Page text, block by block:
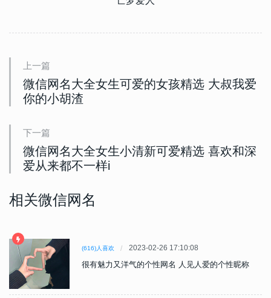
上一篇
微信网名大全女生可爱的女孩精选 大叔我爱
你的小胡渣
下一篇
微信网名大全女生小清新可爱精选 喜欢和深
爱从来都不一样i
相关微信网名
(616)人喜欢 2023-02-26 17:10:08
很有魅力又洋气的个性网名 人见人爱的个性昵称